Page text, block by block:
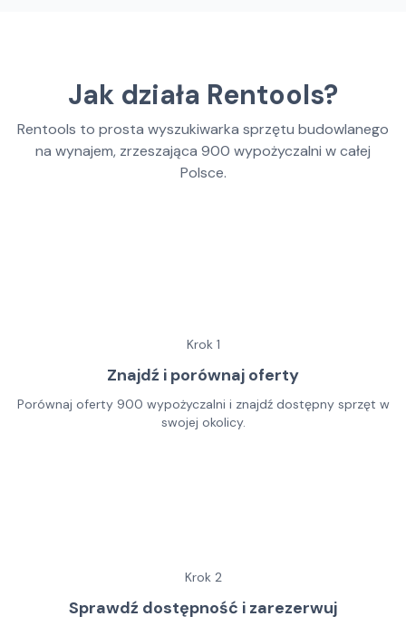
Jak działa Rentools?
Rentools to prosta wyszukiwarka sprzętu budowlanego
na wynajem, zrzeszająca 900 wypożyczalni w całej
Polsce.
Krok 1
Znajdź i porównaj oferty
Porównaj oferty 900 wypożyczalni i znajdź dostępny sprzęt w
swojej okolicy.
Krok 2
Sprawdź dostępność i zarezerwuj